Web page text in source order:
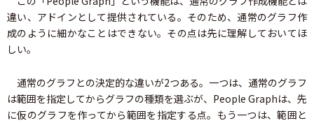
違い、アドインとして提供されている。そのため、通常のグラフ作
成のように細かなことはできない。その点は先に理解しておいてほ
しい。
通常のグラフとの決定的な違いが2つある。一つは、通常のグラフ
は範囲を指定してからグラフの種類を選ぶが、People Graphは、先
に仮のグラフを作ってから範囲を指定する点。もう一つは、範囲と